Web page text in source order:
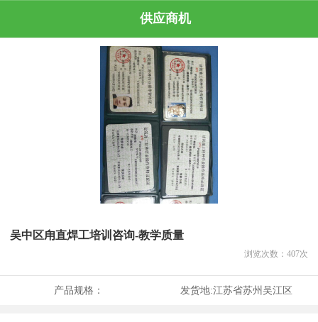
供应商机
吴中区甪直焊工培训咨询-教学质量
浏览次数： 407次
产品规格： 发货地:江苏省苏州吴江区